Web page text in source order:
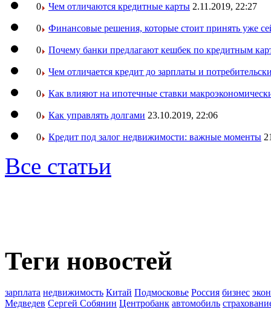
0 Чем отличаются кредитные карты 2.11.2019, 22:27
0 Финансовые решения, которые стоит принять уже
0 Почему банки предлагают кешбек по кредитным
0 Чем отличается кредит до зарплаты и
0 Как влияют на ипотечные ставки
0 Как управлять долгами 23.10.2019, 22:06
0 Кредит под залог недвижимости: важные моменты
Все статьи
Теги новостей
зарплата недвижимость Китай Подмосковье Россия бизнес
Медведев Сергей Собянин Центробанк автомобиль